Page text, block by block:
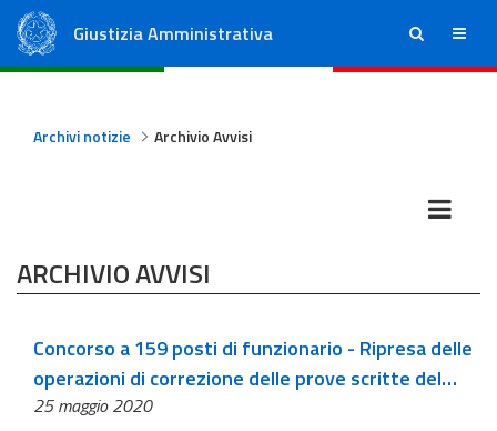
Giustizia Amministrativa ricerca menu
Archivi notizie Archivio Avvisi
ARCHIVIO AVVISI
Concorso a 159 posti di funzionario - Ripresa delle
operazioni di correzione delle prove scritte del
concorso
25 maggio 2020